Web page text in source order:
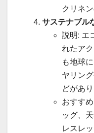
クリネ
サステナブル
説明: エ
れたア
も地球
ヤリン
どがあり
おすす
ッグ、
レスレッ